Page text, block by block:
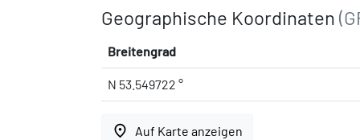
Geographische Koordinaten
Breitengrad
N 53.549722 °
place Auf Karte anzeigen